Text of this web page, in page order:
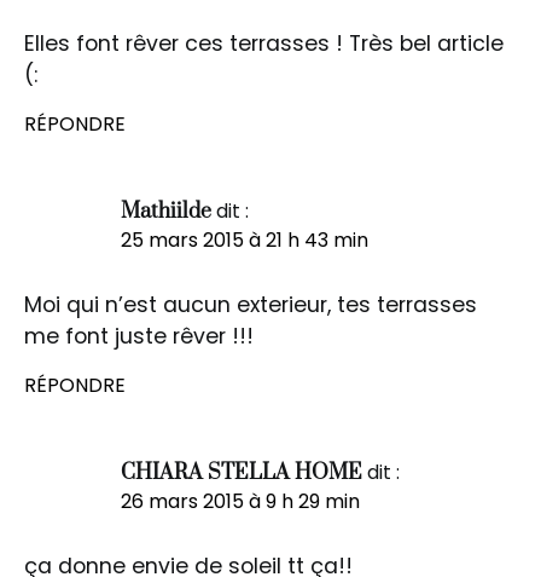
Elles font rêver ces terrasses ! Très bel article
(:
RÉPONDRE
Mathiildedit :
25 mars 2015 à 21 h 43 min
Moi qui n’est aucun exterieur, tes terrasses
me font juste rêver !!!
RÉPONDRE
CHIARA STELLA HOMEdit :
26 mars 2015 à 9 h 29 min
ça donne envie de soleil tt ça!!